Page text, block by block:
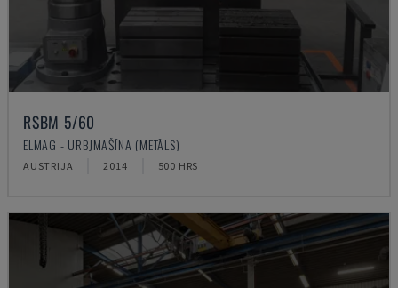
RSBM 5/60
ELMAG - URBJMAŠĪNA (METĀLS)
AUSTRIJA 2014 500 HRS